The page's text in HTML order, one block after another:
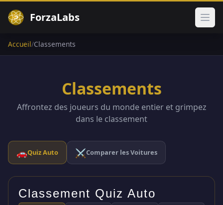
ForzaLabs
Accueil/Classements
Classements
Affrontez des joueurs du monde entier et grimpez
dans le classement
🚗Quiz Auto ⚔️Comparer les Voitures
Classement Quiz Auto